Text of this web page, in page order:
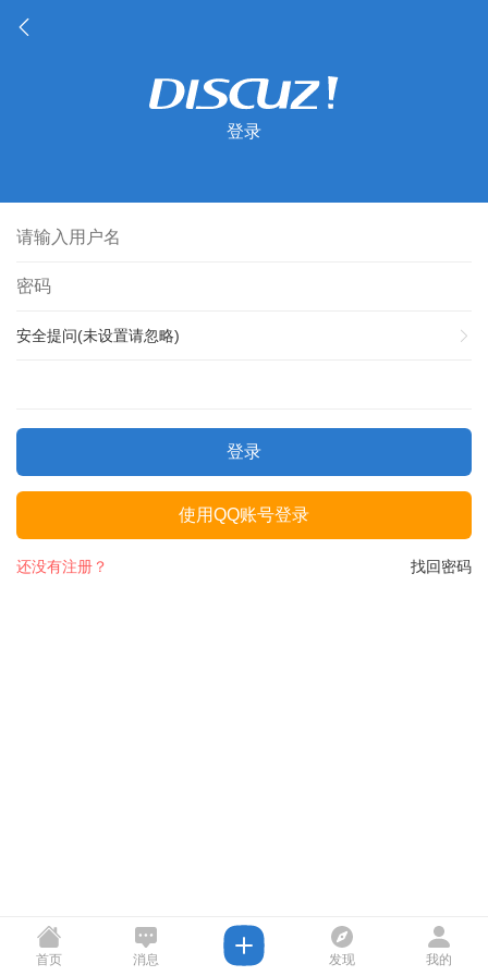
登录
安全提问(未设置请忽略)
登录
使用QQ账号登录
找回密码
还没有注册？
首页 消息 发现 我的